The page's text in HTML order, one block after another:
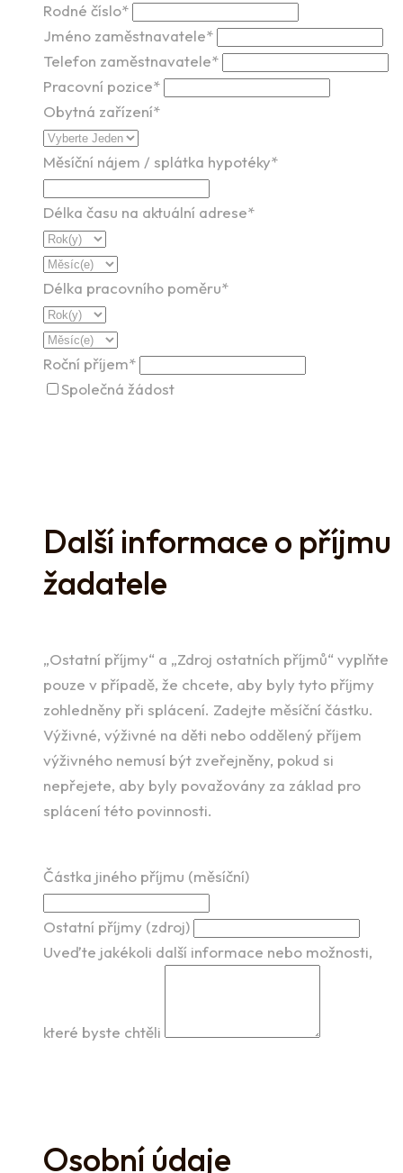
Rodné číslo*
Jméno zaměstnavatele*
Telefon zaměstnavatele*
Pracovní pozice*
Obytná zařízení*
Měsíční nájem / splátka hypotéky*
Délka času na aktuální adrese*
Délka pracovního poměru*
Roční příjem*
Společná žádost
Další informace o příjmu
žadatele
„Ostatní příjmy“ a „Zdroj ostatních příjmů“ vyplňte
pouze v případě, že chcete, aby byly tyto příjmy
zohledněny při splácení. Zadejte měsíční částku.
Výživné, výživné na děti nebo oddělený příjem
výživného nemusí být zveřejněny, pokud si
nepřejete, aby byly považovány za základ pro
splácení této povinnosti.
Částka jiného příjmu (měsíční)
Ostatní příjmy (zdroj)
Uveďte jakékoli další informace nebo možnosti,
které byste chtěli
Osobní údaje